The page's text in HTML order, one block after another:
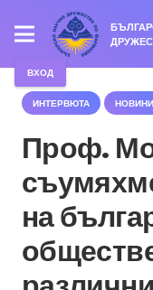
ВХОД
ИНТЕРВЮТА НОВИНИ
Проф.
на